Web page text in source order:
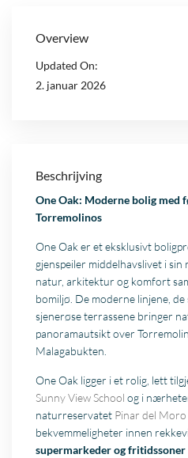
Overview
Updated On:
2. januar 2026
Beschrijving
One Oak: Moderne bolig med
Torremolinos
One Oak er et eksklusivt
gjenspeiler middelhavslivet i
natur, arkitektur og komfort
bomiljø. De moderne linjene,
sjenerøse terrassene bringer
panoramautsikt over
Malagabukten.
One Oak ligger i et rolig, lett
Sunny View School og i
naturreservatet Pinar del Moro
bekvemmeligheter innen
supermarkeder og fritidssoner